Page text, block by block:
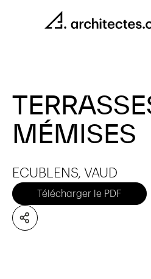
MÉMISES
ECUBLENS, VAUD
Télécharger le PDF